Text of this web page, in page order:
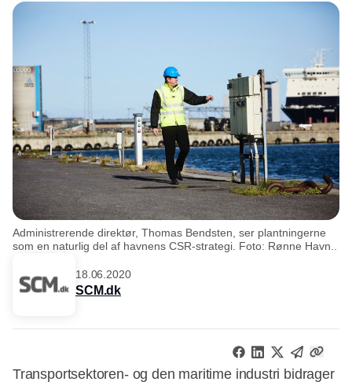
Administrerende direktør, Thomas Bendsten, ser plantningerne
som en naturlig del af havnens CSR-strategi. Foto: Rønne Havn..
18.06.2020
SCM.dk
Transportsektoren- og den maritime industri bidrager